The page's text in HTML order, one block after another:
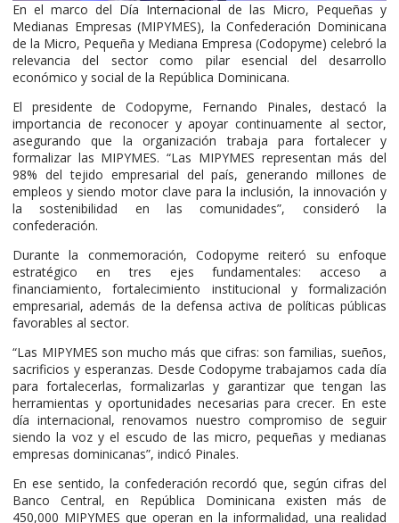
En el marco del Día Internacional de las Micro, Pequeñas y
Medianas Empresas (MIPYMES), la Confederación Dominicana
de la Micro, Pequeña y Mediana Empresa (Codopyme) celebró la
relevancia del sector como pilar esencial del desarrollo
económico y social de la República Dominicana.
El presidente de Codopyme, Fernando Pinales, destacó la
importancia de reconocer y apoyar continuamente al sector,
asegurando que la organización trabaja para fortalecer y
formalizar las MIPYMES. “Las MIPYMES representan más del
98% del tejido empresarial del país, generando millones de
empleos y siendo motor clave para la inclusión, la innovación y
la sostenibilidad en las comunidades”, consideró la
confederación.
Durante la conmemoración, Codopyme reiteró su enfoque
estratégico en tres ejes fundamentales: acceso a
financiamiento, fortalecimiento institucional y formalización
empresarial, además de la defensa activa de políticas públicas
favorables al sector.
“Las MIPYMES son mucho más que cifras: son familias, sueños,
sacrificios y esperanzas. Desde Codopyme trabajamos cada día
para fortalecerlas, formalizarlas y garantizar que tengan las
herramientas y oportunidades necesarias para crecer. En este
día internacional, renovamos nuestro compromiso de seguir
siendo la voz y el escudo de las micro, pequeñas y medianas
empresas dominicanas”, indicó Pinales.
En ese sentido, la confederación recordó que, según cifras del
Banco Central, en República Dominicana existen más de
450,000 MIPYMES que operan en la informalidad, una realidad